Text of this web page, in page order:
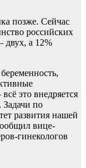
позже. Сейчас
российских
двух, а 12%
это внедряется
по
развития нашей
вице-
гинекологов